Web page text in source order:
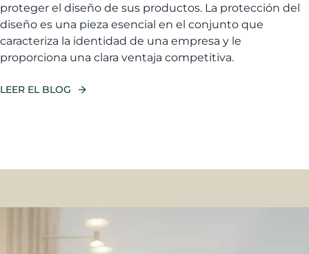
proteger el diseño de sus productos. La protección del
diseño es una pieza esencial en el conjunto que
caracteriza la identidad de una empresa y le
proporciona una clara ventaja competitiva.
LEER EL BLOG